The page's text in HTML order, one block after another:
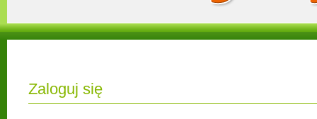
Zaloguj się